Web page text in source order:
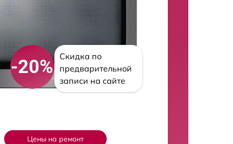
-20%
Скидка по
предварительной
записи на сайте
Цены на ремонт